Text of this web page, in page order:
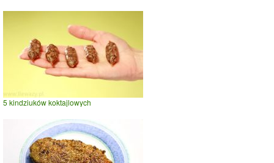
5 kindziuków koktajlowych